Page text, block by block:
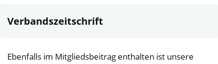
Verbandszeitschrift
Ebenfalls im Mitgliedsbeitrag enthalten ist unsere